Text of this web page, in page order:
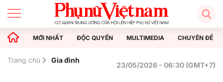
MỚI NHẤT ĐỘC QUYỀN MULTIMEDIA CHUYÊN ĐỀ
Trang chủ Gia đình
23/05/2026 - 06:30 (GMT+7)